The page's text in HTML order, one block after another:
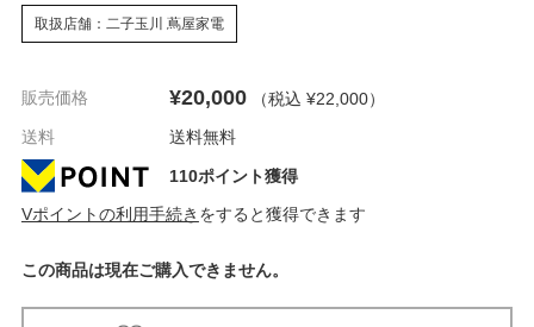
取扱店舗：二子玉川 蔦屋家電
販売価格 ¥20,000 （税込 ¥22,000）
送料
送料無料
110ポイント獲得
Vポイントの利用手続き をすると獲得できます
この商品は現在ご購入できません。